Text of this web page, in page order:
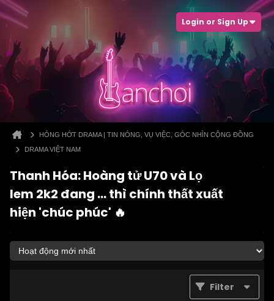
Login or Sign Up
HÓNG HỚT DRAMA | TIN NÓNG, VỤ VIỆC, GÓC NHÌN CỘNG ĐỒNG
DRAMA VIỆT NAM
Thanh Hóa: Hoàng tử U70 và Lọ
lem 2k2 đang ... thì chính thất xuất
hiện 'chúc phúc' 🔥
Filter